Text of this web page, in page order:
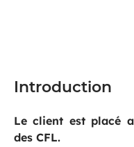
Introduction
Le client est placé
des CFL.